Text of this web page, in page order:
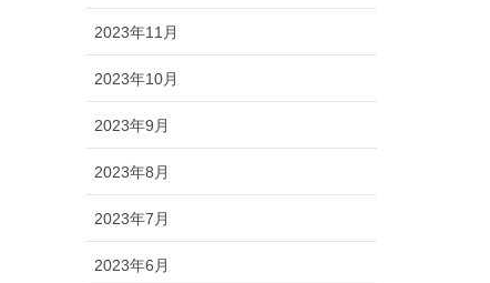
2023年11月
2023年10月
2023年9月
2023年8月
2023年7月
2023年6月